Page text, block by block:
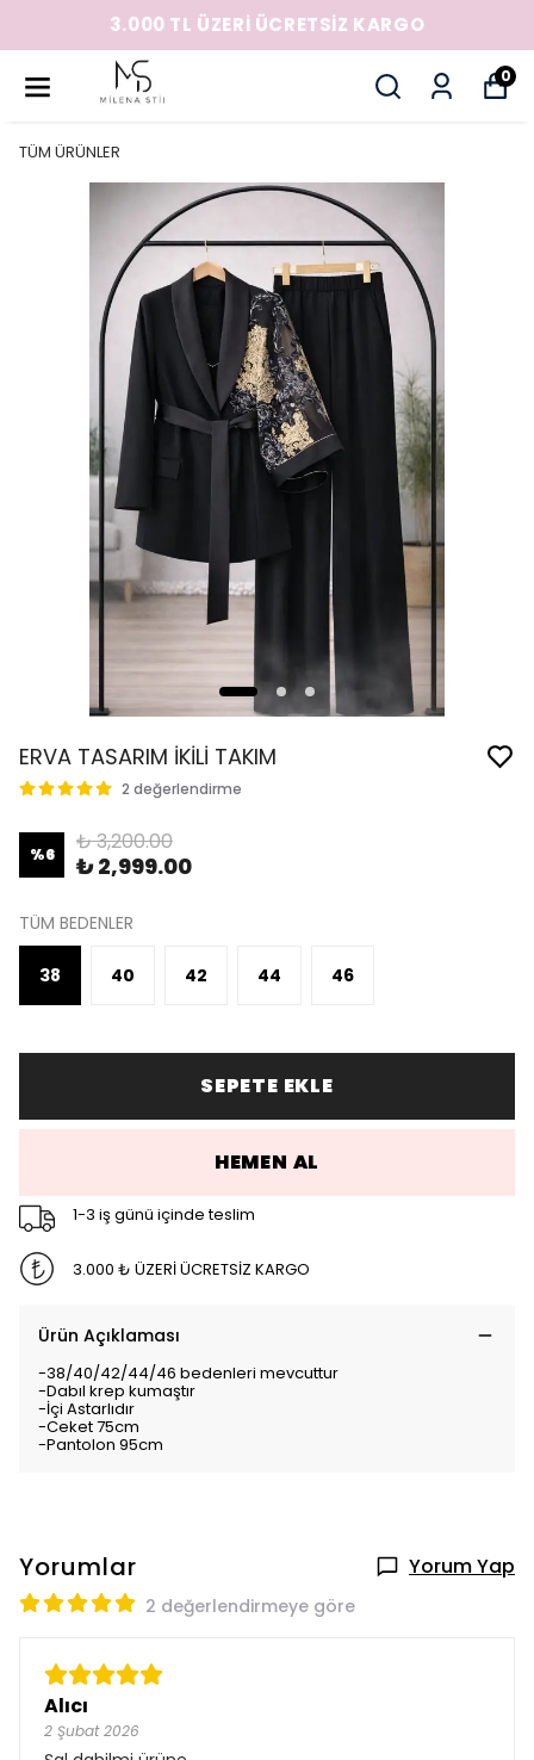
3.000 TL ÜZERİ ÜCRETSİZ KARGO
0
TÜM ÜRÜNLER
ERVA TASARIM İKİLİ TAKIM
2 değerlendirme
%6 ₺ 3,200.00
₺ 2,999.00
TÜM BEDENLER
38 40 42 44 46
SEPETE EKLE
HEMEN AL
1-3 iş günü içinde teslim
3.000 ₺ ÜZERİ ÜCRETSİZ KARGO
Ürün Açıklaması
-38/40/42/44/46 bedenleri mevcuttur
-Dabıl krep kumaştır
-İçi Astarlıdır
-Ceket 75cm
-Pantolon 95cm
Yorumlar Yorum Yap
2 değerlendirmeye göre
Alıcı
2 Şubat 2026